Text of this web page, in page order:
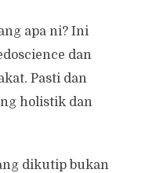
apa ni? Ini
dan
Pasti dan
holistik dan
dikutip bukan